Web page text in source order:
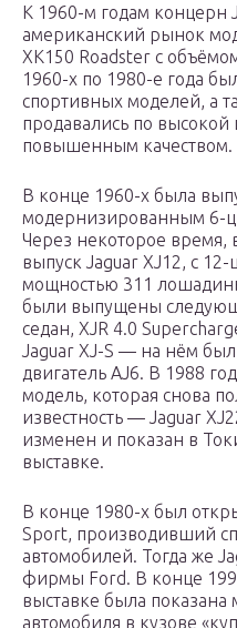
К 1960-м годам концерн
американский рынок
XK150 Roadster с
1960-х по 1980-е года
спортивных моделей, а
продавались по высокой
повышенным качеством.
В конце 1960-х была
модернизированным 6-
Через некоторое время,
выпуск Jaguar XJ12, с
мощностью 311
были выпущены
седан, XJR 4.0
Jaguar XJ-S — на нём
двигатель AJ6. В 1988
модель, которая снова
известность — Jaguar
изменен и показан в
выставке.
В конце 1980-х был
Sport, производивший
автомобилей. Тогда же
фирмы Ford. В конце
выставке была показана
автомобиля в кузове